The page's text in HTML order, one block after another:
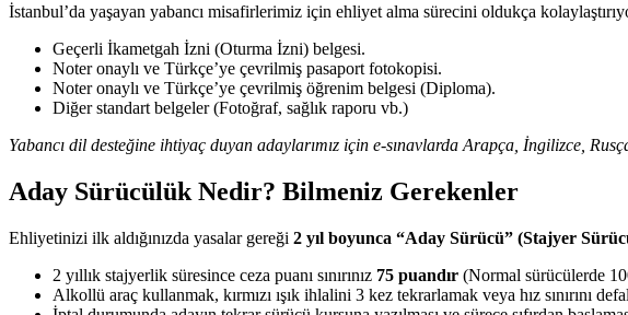
İstanbul’da yaşayan yabancı misafirlerimiz için ehliyet alma sürecini oldukça
Geçerli İkametgah İzni (Oturma İzni) belgesi.
Noter onaylı ve Türkçe’ye çevrilmiş pasaport fotokopisi.
Noter onaylı ve Türkçe’ye çevrilmiş öğrenim belgesi (Diploma).
Diğer standart belgeler (Fotoğraf, sağlık raporu vb.)
Yabancı dil desteğine ihtiyaç duyan adaylarımız için e-sınavlarda Arapça, İngilizce,
Aday Sürücülük Nedir? Bilmeniz Gerekenler
Ehliyetinizi ilk aldığınızda yasalar gereği 2 yıl boyunca “Aday Sürücü” (Stajyer
2 yıllık stajyerlik süresince ceza puanı sınırınız 75 puandır (Normal sürücülerde
Alkollü araç kullanmak, kırmızı ışık ihlalini 3 kez tekrarlamak veya hız sınırını